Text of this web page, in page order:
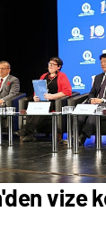
vize